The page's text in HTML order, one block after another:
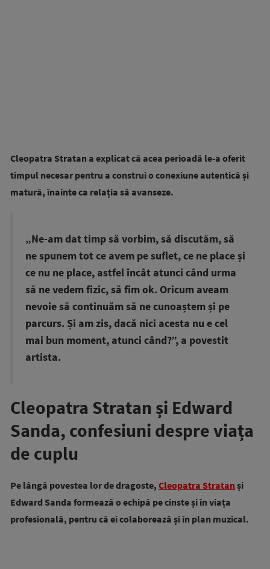
Cleopatra Stratan a explicat că acea perioadă le-a oferit
timpul necesar pentru a construi o conexiune autentică și
matură, înainte ca relația să avanseze.
„Ne-am dat timp să vorbim, să discutăm, să
ne spunem tot ce avem pe suflet, ce ne place și
ce nu ne place, astfel încât atunci când urma
să ne vedem fizic, să fim ok. Oricum aveam
nevoie să continuăm să ne cunoaștem și pe
parcurs. Și am zis, dacă nici acesta nu e cel
mai bun moment, atunci când?”, a povestit
artista.
Cleopatra Stratan și Edward
Sanda, confesiuni despre viața
de cuplu
Pe lângă povestea lor de dragoste, Cleopatra Stratanși
Edward Sanda formează o echipă pe cinste și în viața
profesională, pentru că ei colaborează și în plan muzical.